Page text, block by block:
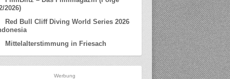
2026)
Red Bull Cliff Diving World Series 2026
Mittelalterstimmung in Friesach
Werbung